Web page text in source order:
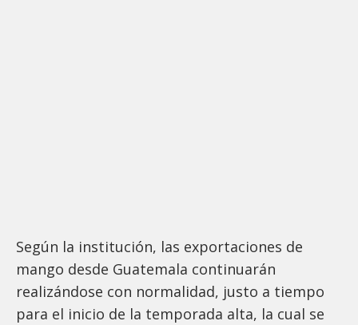
Según la institución, las exportaciones de
mango desde Guatemala continuarán
realizándose con normalidad, justo a tiempo
para el inicio de la temporada alta, la cual se